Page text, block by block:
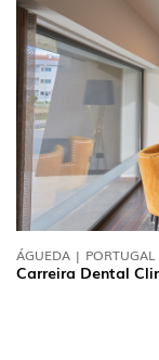
ÁGUEDA | PORTUGAL
Carreira Dental